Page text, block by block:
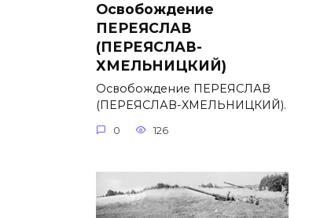
Освобождение
ПЕРЕЯСЛАВ
(ПЕРЕЯСЛАВ-
ХМЕЛЬНИЦКИЙ)
Освобождение ПЕРЕЯСЛАВ
(ПЕРЕЯСЛАВ-ХМЕЛЬНИЦКИЙ).
0 126